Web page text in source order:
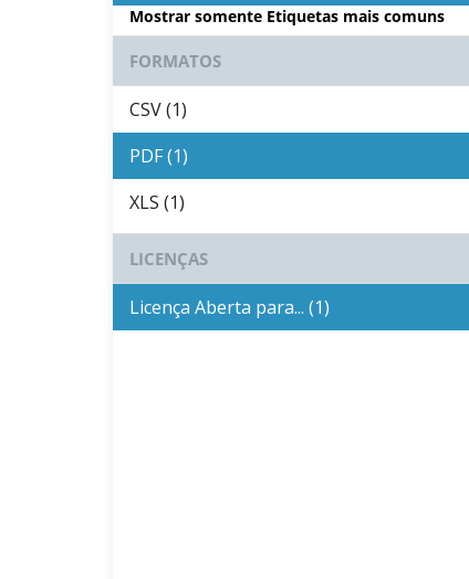
Mostrar somente Etiquetas mais comuns
FORMATOS
CSV (1)
PDF (1)
XLS (1)
LICENÇAS
Licença Aberta para... (1)